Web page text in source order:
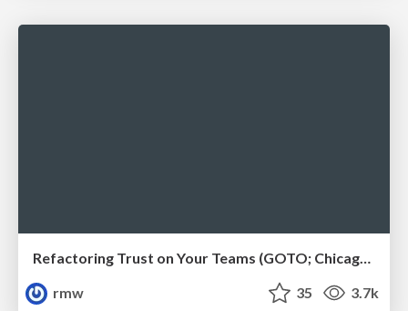
Refactoring Trust on Your Teams (GOTO; Chicago 2020)
rmw
35 3.7k